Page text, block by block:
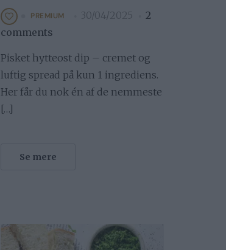
PREMIUM 30/04/2025
2
comments
Pisket hytteost dip – cremet og
luftig spread på kun 1 ingrediens.
Her får du nok én af de nemmeste
[…]
Se mere